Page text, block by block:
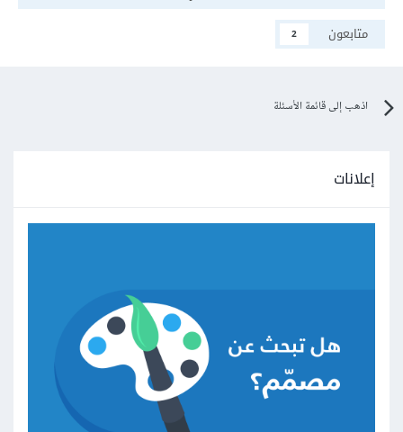
متابعون
2
اذهب إلى قائمة الأسئلة
إعلانات